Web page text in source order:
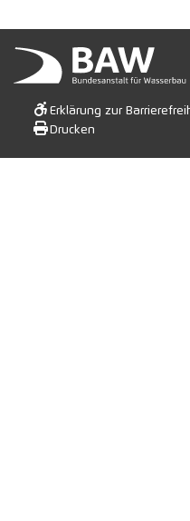
Erklärung zur
Drucken